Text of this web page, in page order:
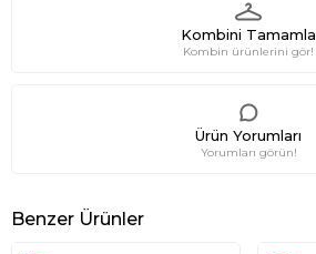
Kombini Tamamla
Kombin ürünlerini gör!
Ürün Yorumları
Yorumları görün!
Benzer Ürünler